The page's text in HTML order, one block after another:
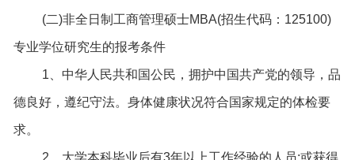
(二)非全日制工商管理硕士MBA(招生代码：125100)
专业学位研究生的报考条件
1、中华人民共和国公民，拥护中国共产党的领导，品
德良好，遵纪守法。身体健康状况符合国家规定的体检要
求。